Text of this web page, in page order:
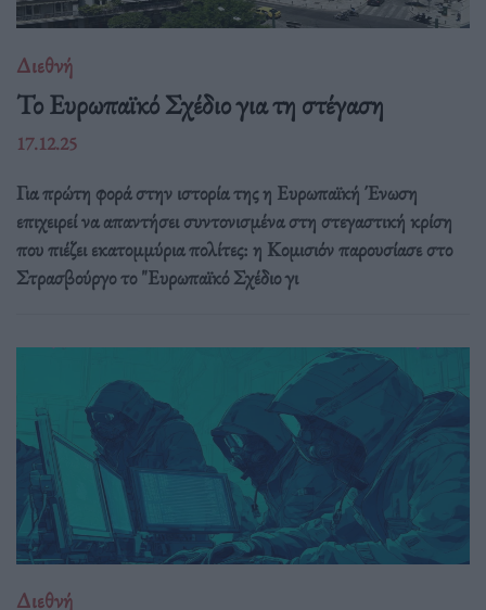
Διεθνή
Το Ευρωπαϊκό Σχέδιο για τη στέγαση
17.12.25
Για πρώτη φορά στην ιστορία της η Ευρωπαϊκή Ένωση
επιχειρεί να απαντήσει συντονισμένα στη στεγαστική κρίση
που πιέζει εκατομμύρια πολίτες: η Κομισιόν παρουσίασε στο
Στρασβούργο το "Ευρωπαϊκό Σχέδιο γι
Διεθνή